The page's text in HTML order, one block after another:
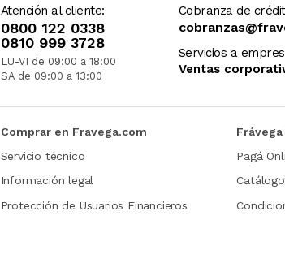
Atención al cliente:
0800 122 0338
0810 999 3728
LU-VI de 09:00 a 18:00
SA de 09:00 a 13:00
Cobranza de
Servicios a
Ventas
Comprar en Fravega.com
Servicio técnico
Información legal
Protección de Usuarios Financieros
Pagá